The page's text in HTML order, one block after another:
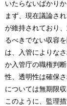
いたらないばかり
まず、現在議論さ
が維持されており
るべきでない収容
は、入管によりな
か入管庁の職権判
性、透明性は確保
については無期限
このように、監理